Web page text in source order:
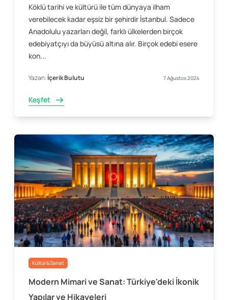
Köklü tarihi ve kültürü ile tüm dünyaya ilham
verebilecek kadar eşsiz bir şehirdir İstanbul. Sadece
Anadolulu yazarları değil, farklı ülkelerden birçok
edebiyatçıyı da büyüsü altına alır. Birçok edebi esere
kon...
Yazan:İçerik Bulutu 7 Ağustos 2024
Keşfet
Kültür&Sanat
Modern Mimari ve Sanat: Türkiye'deki İkonik
Yapılar ve Hikayeleri